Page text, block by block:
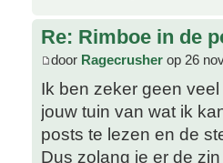
Re: Rimboe in de
door Ragecrusher op 26
Ik ben zeker geen
jouw tuin van wat ik
posts te lezen en de
Dus zolang je er de